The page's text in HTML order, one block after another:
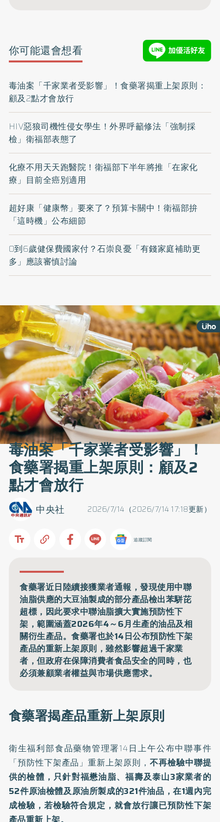
你可能還會想看
毒油案「千家業者受影響」！食藥署揭重上架原則：
顧及2點才會放行
HIV惡狼司機性侵女學生！外界呼籲修法「強制採
檢」衛福部表態了
化療不用天天跑醫院！衛福部下半年將推「在家化
療」目前全癌別適用
超好康「健康幣」要來了？預算卡關中！衛福部拚
「這時機」公布細節
0到6歲健保費國家付？石崇良憂「有錢家庭補助更
多」應該審慎討論
毒油案「千家業者受影響」！
食藥署揭重上架原則：顧及2
點才會放行
2026/7/14（2026/7/14 17:18更新）
中央社
追蹤訂閱
食藥署近日陸續接獲業者通報，發現使用中聯
油脂供應的大豆油製成的部分產品檢出苯駢芘
超標，因此要求中聯油脂擴大實施預防性下
架，範圍涵蓋2026年4～6月生產的油品及相
關衍生產品。食藥署也於14日公布預防性下架
產品的重新上架原則，雖然影響超過千家業
者，但政府在保障消費者食品安全的同時，也
必須兼顧業者權益與市場供應需求。
食藥署揭產品重新上架原則
衛生福利部食品藥物管理署14日上午公布中聯事件
「預防性下架產品」重新上架原則 ， 不再檢驗中聯提
供的檢體，只針對福懋油脂、福壽及泰山3家業者的
52件原油檢體及原油所製成的321件油品，在1週內完
成檢驗，若檢驗符合規定，就會放行讓已預防性下架
產品重新上架。